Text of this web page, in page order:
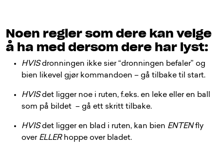
Noen regler som dere kan velge
å ha med dersom dere har lyst:
HVISdronningen ikke sier “dronningen befaler” og
bien likevel gjør kommandoen – gå tilbake til start.
HVISdet ligger noe i ruten, f.eks. en leke eller en ball
som på bildet – gå ett skritt tilbake.
HVISdet ligger en blad i ruten, kan bien ENTENfly
over ELLERhoppe over bladet.